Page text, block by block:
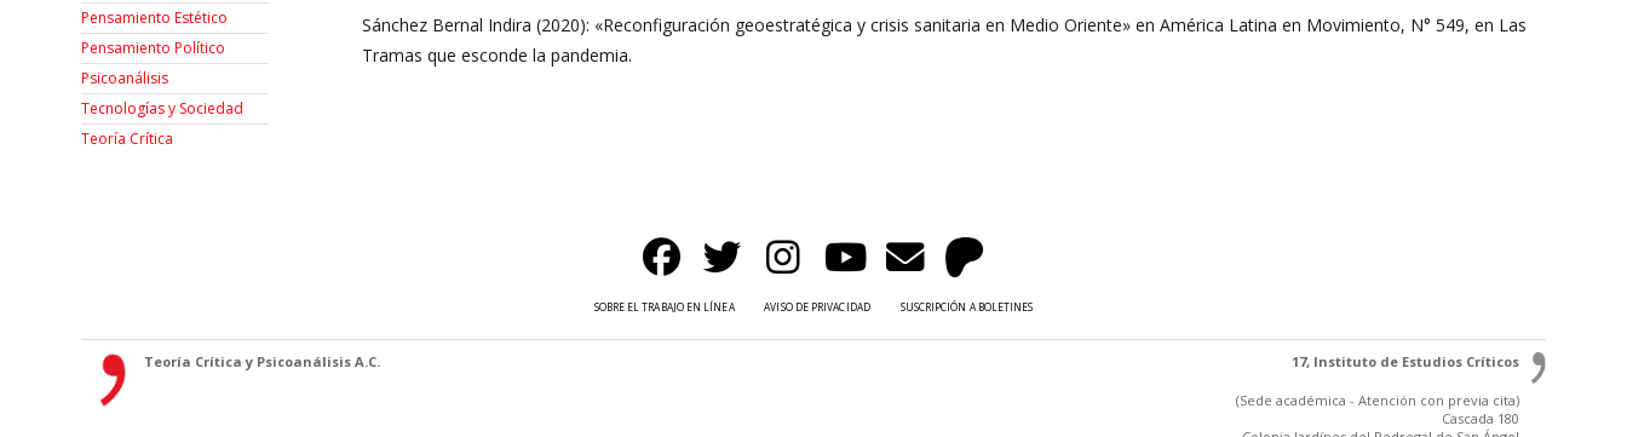
Sánchez Bernal Indira (2020): «Reconfiguración geoestratégica y crisis sanitaria en Medio Oriente» en América Latina en Movimiento, N° 549, en Las
Tramas que esconde la pandemia.
Pensamiento Estético
Pensamiento Político
Psicoanálisis
Tecnologías y Sociedad
Teoría Crítica
SOBRE EL TRABAJO EN LÍNEA AVISO DE PRIVACIDAD SUSCRIPCIÓN A BOLETINES
Teoría Crítica y Psicoanálisis A.C. 17, Instituto de Estudios Críticos
(Sede académica - Atención con previa cita)
Cascada 180